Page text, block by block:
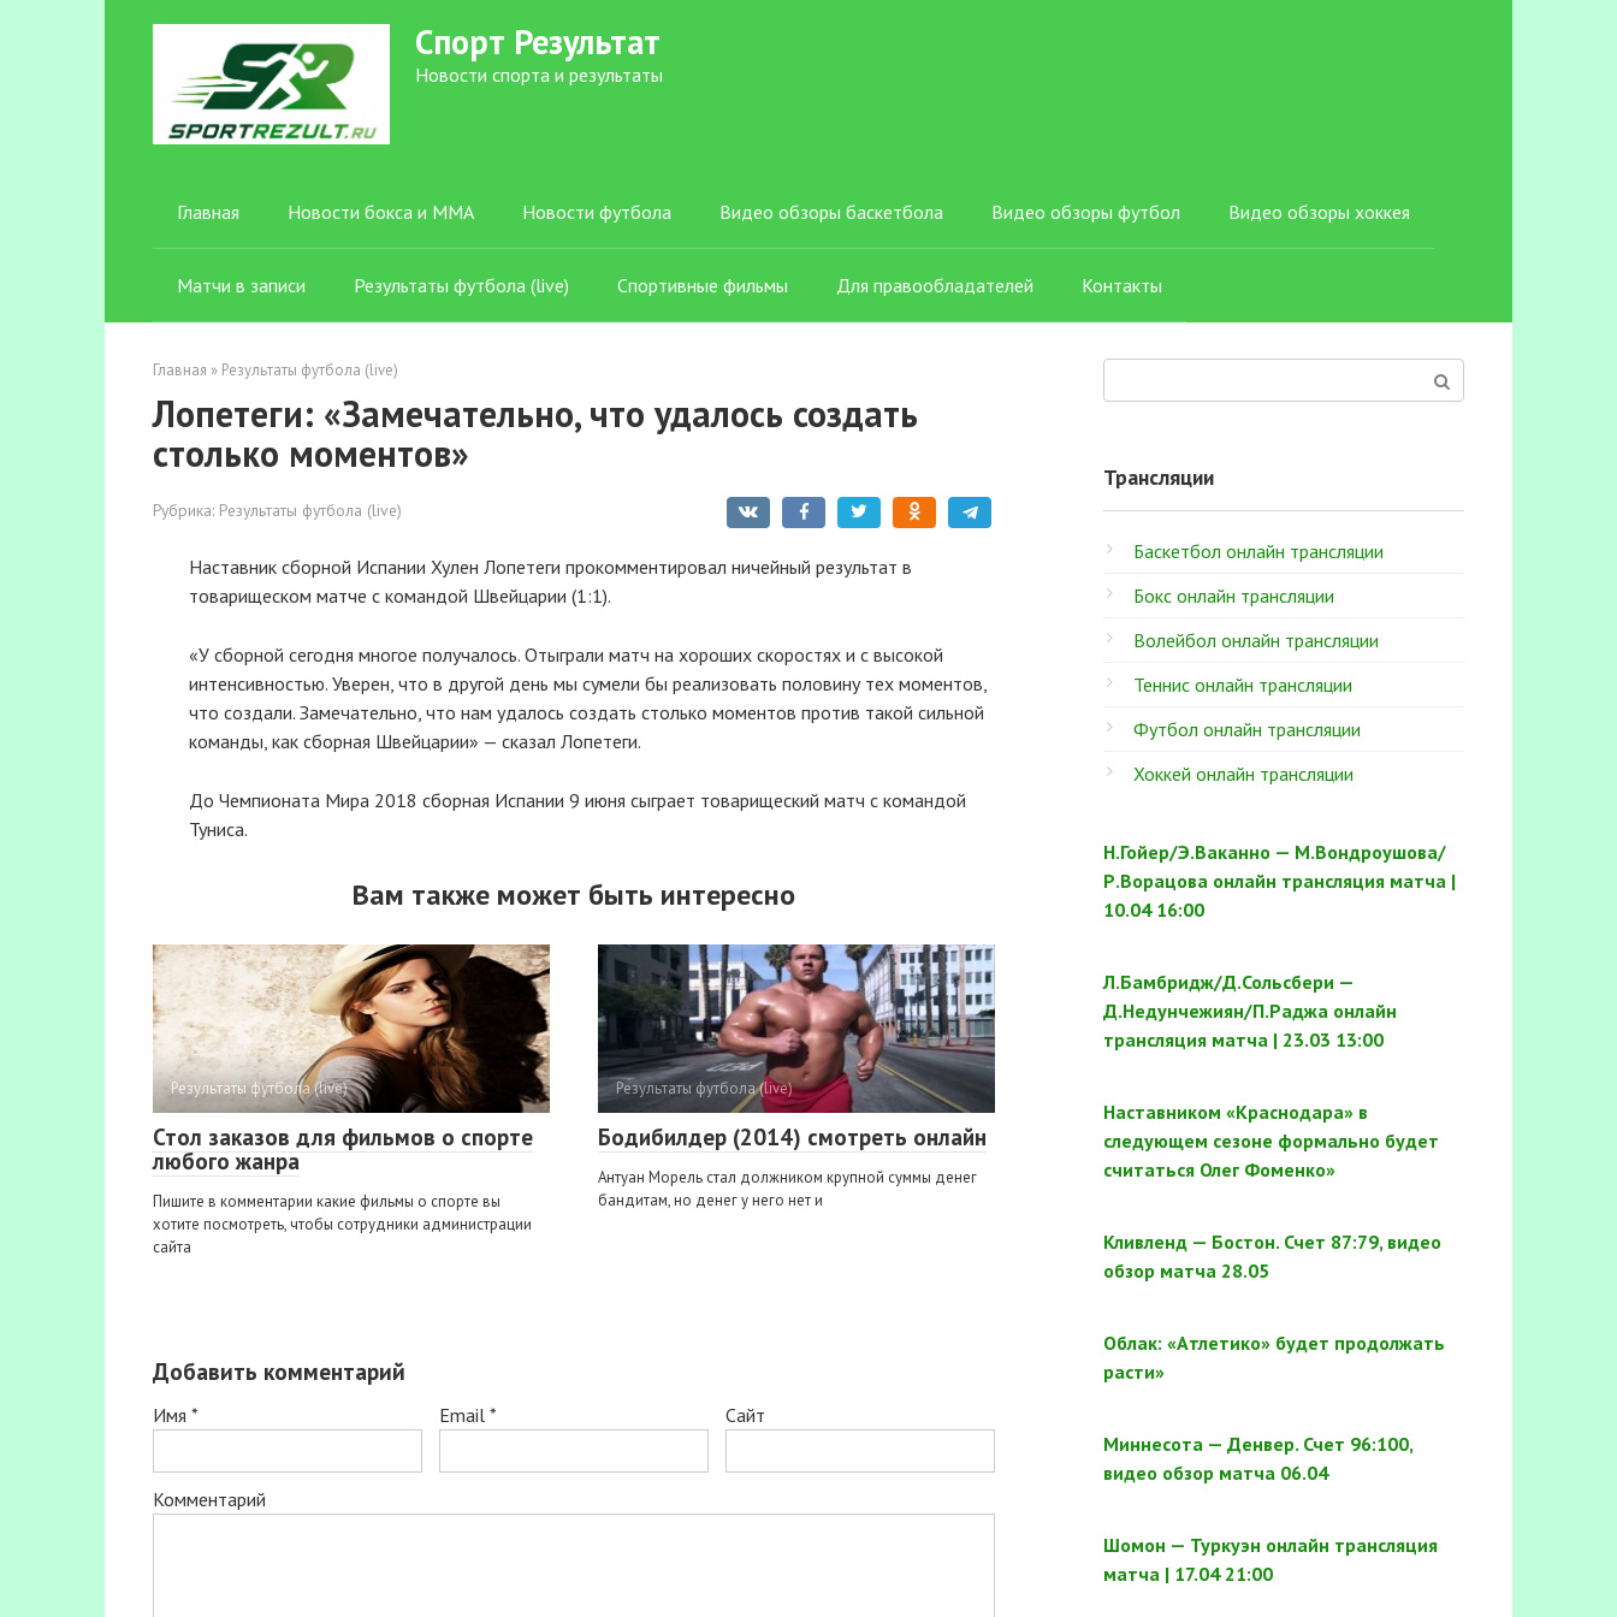
Спорт Результат
Новости спорта и результаты
Главная Новости бокса и ММА Новости футбола Видео обзоры баскетбола Видео обзоры футбол Видео обзоры хоккея
Матчи в записи Результаты футбола (live) Спортивные фильмы Для правообладателей Контакты
Главная » Результаты футбола (live)
Лопетеги: «Замечательно, что удалось создать
столько моментов»
Рубрика: Результаты футбола (live)
Наставник сборной Испании Хулен Лопетеги прокомментировал ничейный результат в
товарищеском матче с командой Швейцарии (1:1).
«У сборной сегодня многое получалось. Отыграли матч на хороших скоростях и с высокой
интенсивностью. Уверен, что в другой день мы сумели бы реализовать половину тех моментов,
что создали. Замечательно, что нам удалось создать столько моментов против такой сильной
команды, как сборная Швейцарии» — сказал Лопетеги.
До Чемпионата Мира 2018 сборная Испании 9 июня сыграет товарищеский матч с командой
Туниса.
Вам также может быть интересно
Результаты футбола (live)
Стол заказов для фильмов о спорте
любого жанра
Пишите в комментарии какие фильмы о спорте вы
хотите посмотреть, чтобы сотрудники администрации
сайта
Результаты футбола (live)
Бодибилдер (2014) смотреть онлайн
Антуан Морель стал должником крупной суммы денег
бандитам, но денег у него нет и
Добавить комментарий
Имя * Email * Сайт
Комментарий
Трансляции
Баскетбол онлайн трансляции
Бокс онлайн трансляции
Волейбол онлайн трансляции
Теннис онлайн трансляции
Футбол онлайн трансляции
Хоккей онлайн трансляции
Н.Гойер/Э.Ваканно — М.Вондроушова/
Р.Ворацова онлайн трансляция матча |
10.04 16:00
Л.Бамбридж/Д.Сольсбери —
Д.Недунчежиян/П.Раджа онлайн
трансляция матча | 23.03 13:00
Наставником «Краснодара» в
следующем сезоне формально будет
считаться Олег Фоменко»
Кливленд — Бостон. Счет 87:79, видео
обзор матча 28.05
Облак: «Атлетико» будет продолжать
расти»
Миннесота — Денвер. Счет 96:100,
видео обзор матча 06.04
Шомон — Туркуэн онлайн трансляция
матча | 17.04 21:00